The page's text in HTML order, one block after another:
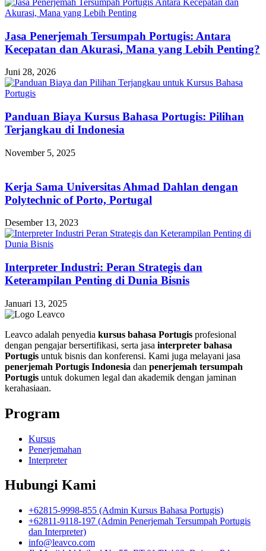
Jasa Penerjemah Tersumpah Portugis: Antara
Kecepatan dan Akurasi, Mana yang Lebih Penting?
Juni 28, 2026
Panduan Biaya Kursus Bahasa Portugis: Pilihan
Terjangkau di Indonesia
November 5, 2025
Kerja Sama Universitas Ahmad Dahlan dengan
Polytechnic of Porto, Portugal
Desember 13, 2023
Interpreter Industri: Peran Strategis dan
Keterampilan Penting di Dunia Bisnis
Januari 13, 2025
Leavco adalah penyedia kursus bahasa Portugis profesional
dengan pengajar bersertifikasi, serta jasa interpreter bahasa
Portugis untuk bisnis dan konferensi. Kami juga melayani jasa
penerjemah Portugis Indonesia dan penerjemah tersumpah
Portugis untuk dokumen legal dan akademik dengan jaminan
kerahasiaan.
Program
Kursus
Penerjemahan
Interpreter
Hubungi Kami
+62815-9998-855 (Admin Kursus Bahasa Portugis)
+62811-9118-197 (Admin Penerjemah Tersumpah Portugis
dan Interpreter)
info@leavco.com